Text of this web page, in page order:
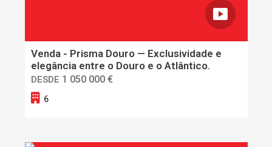
Venda - Prisma Douro — Exclusividade e
elegância entre o Douro e o Atlântico.
DESDE 1 050 000 €
6